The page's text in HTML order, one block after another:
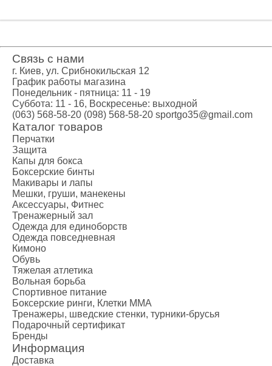
Связь с нами
г. Киев, ул. Срибнокильская 12
График работы магазина
Понедельник - пятница: 11 - 19
Суббота: 11 - 16, Воскресенье: выходной
(063) 568-58-20 (098) 568-58-20 sportgo35@gmail.com
Каталог товаров
Перчатки
Защита
Капы для бокса
Боксерские бинты
Макивары и лапы
Мешки, груши, манекены
Аксессуары, Фитнес
Тренажерный зал
Одежда для единоборств
Одежда повседневная
Кимоно
Обувь
Тяжелая атлетика
Вольная борьба
Спортивное питание
Боксерские ринги, Клетки ММА
Тренажеры, шведские стенки, турники-брусья
Подарочный сертификат
Бренды
Информация
Доставка